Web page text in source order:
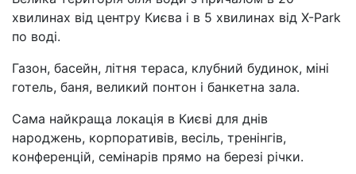
хвилинах від центру Києва і в 5 хвилинах від X-Park
по воді.
Газон, басейн, літня тераса, клубний будинок, міні
готель, баня, великий понтон і банкетна зала.
Сама найкраща локація в Києві для днів
народжень, корпоративів, весіль, тренінгів,
конференцій, семінарів прямо на березі річки.